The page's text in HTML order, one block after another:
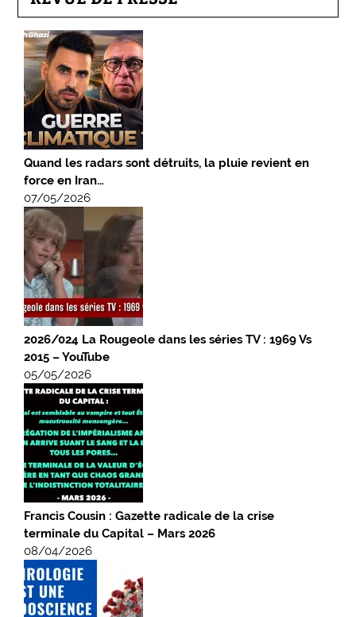
Quand les radars sont détruits, la pluie revient en
force en Iran…
07/05/2026
2026/024 La Rougeole dans les séries TV : 1969 Vs
2015 – YouTube
05/05/2026
Francis Cousin : Gazette radicale de la crise
terminale du Capital – Mars 2026
08/04/2026